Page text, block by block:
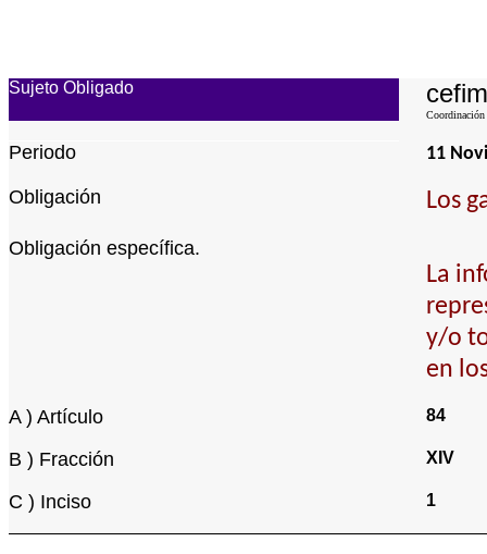
Sujeto Obligado
Periodo 11
Obligación Los
Obligación específica.
La
y/o
en
A ) Artículo 84
B ) Fracción XIV
C ) Inciso 1